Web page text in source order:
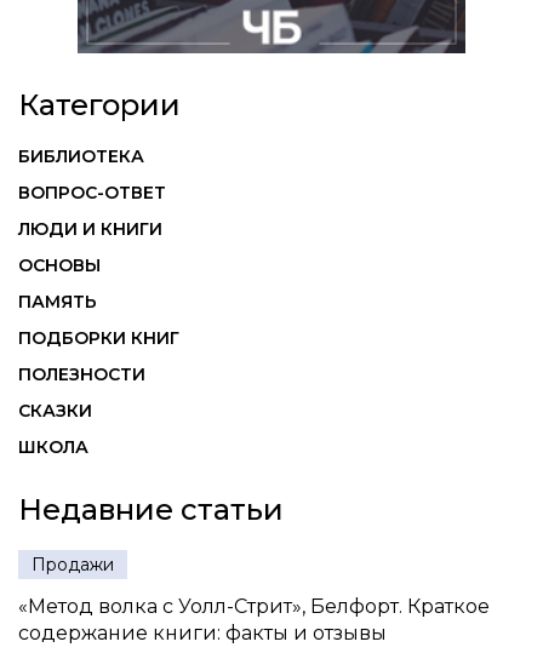
Категории
БИБЛИОТЕКА
ВОПРОС-ОТВЕТ
ЛЮДИ И КНИГИ
ОСНОВЫ
ПАМЯТЬ
ПОДБОРКИ КНИГ
ПОЛЕЗНОСТИ
СКАЗКИ
ШКОЛА
Недавние статьи
Продажи
«Метод волка с Уолл-Стрит», Белфорт. Краткое
содержание книги: факты и отзывы